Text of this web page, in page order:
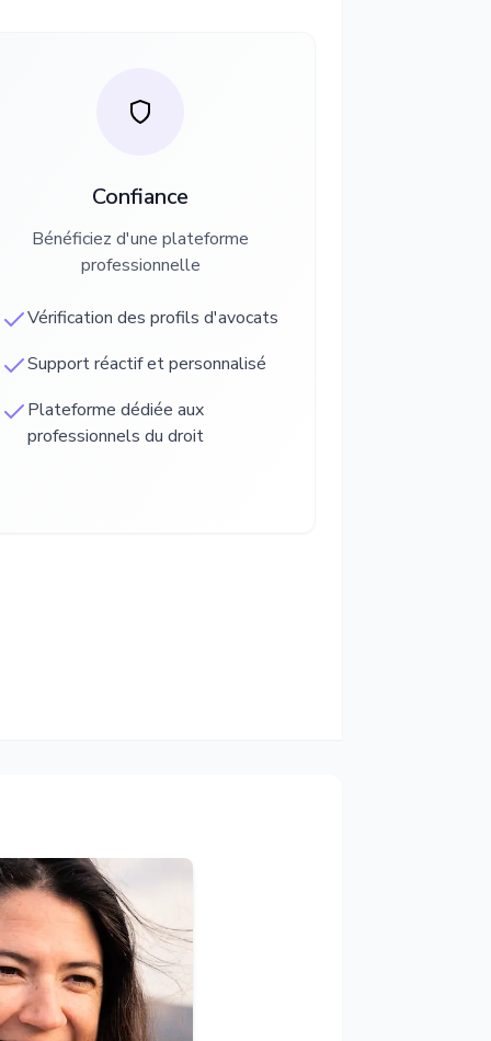
Confiance
Bénéficiez d'une plateforme
professionnelle
Vérification des profils d'avocats
Support réactif et personnalisé
Plateforme dédiée aux
professionnels du droit